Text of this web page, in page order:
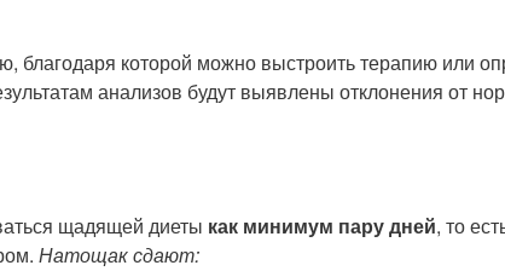
которой можно выстроить терапию или
анализов будут выявлены отклонения от
щадящей диеты как минимум пару дней, то
Натощак сдают: